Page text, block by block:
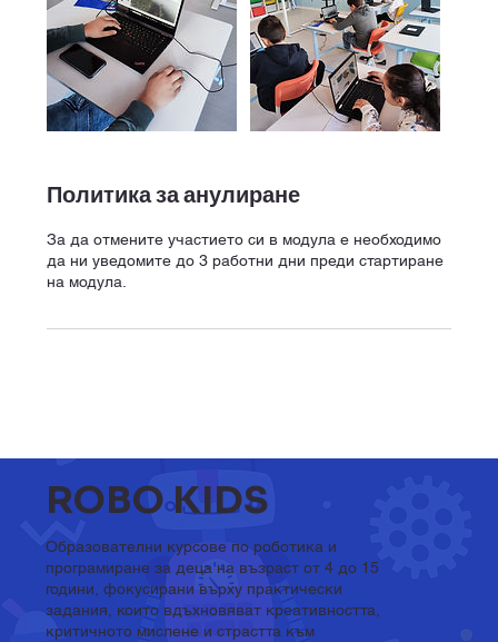
Политика за анулиране
За да отмените участието си в модула е необходимо
да ни уведомите до 3 работни дни преди стартиране
на модула.
ROBO KIDS
Образователни курсове по роботика и
програмиране за деца на възраст от 4 до 15
години, фокусирани върху практически
задания, които вдъхновяват креативността,
критичното мислене и страстта към